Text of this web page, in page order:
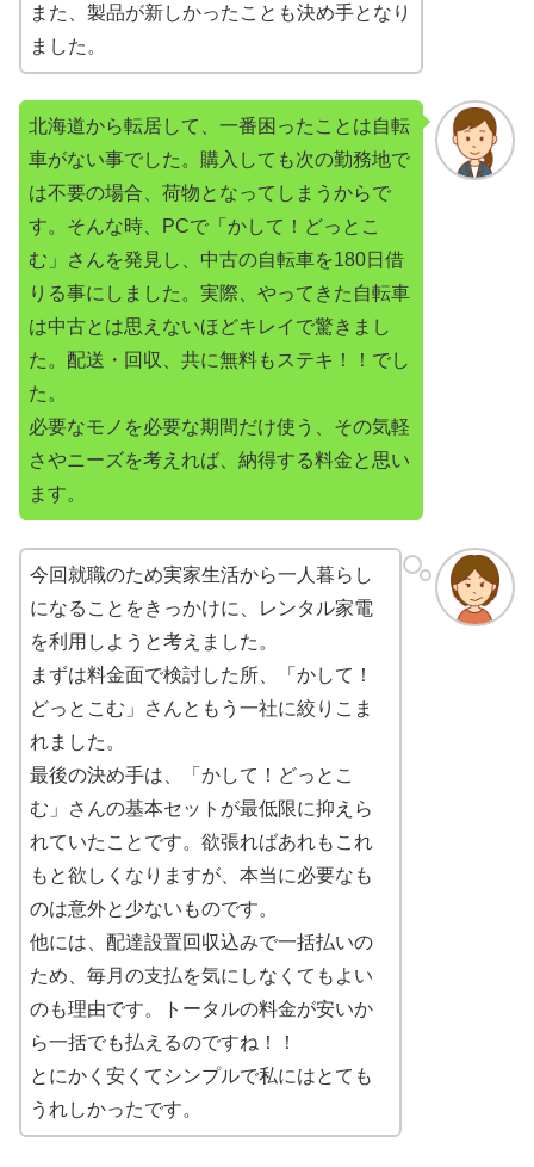
また、製品が新しかったことも決め手となり
ました。
北海道から転居して、一番困ったことは自転
車がない事でした。購入しても次の勤務地で
は不要の場合、荷物となってしまうからで
す。そんな時、PCで「かして！どっとこ
む」さんを発見し、中古の自転車を180日借
りる事にしました。実際、やってきた自転車
は中古とは思えないほどキレイで驚きまし
た。配送・回収、共に無料もステキ！！でし
た。
必要なモノを必要な期間だけ使う、その気軽
さやニーズを考えれば、納得する料金と思い
ます。
今回就職のため実家生活から一人暮らし
になることをきっかけに、レンタル家電
を利用しようと考えました。
まずは料金面で検討した所、「かして！
どっとこむ」さんともう一社に絞りこま
れました。
最後の決め手は、「かして！どっとこ
む」さんの基本セットが最低限に抑えら
れていたことです。欲張ればあれもこれ
もと欲しくなりますが、本当に必要なも
のは意外と少ないものです。
他には、配達設置回収込みで一括払いの
ため、毎月の支払を気にしなくてもよい
のも理由です。トータルの料金が安いか
ら一括でも払えるのですね！！
とにかく安くてシンプルで私にはとても
うれしかったです。